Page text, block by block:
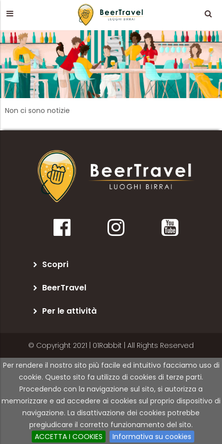
Per rendere il nostro sito più facile ed intuitivo facciamo uso di
cookie. Questo sito fa utilizzo di cookies di terze parti.
Procedendo con la navigazione sul sito, si autorizza a
memorizzare e ad accedere ai cookies sul proprio dispositivo di
navigazione. La disattivazione dei cookies potrebbe
pregiudicare il corretto funzionamento del sito.
ACCETTA I COOKIES
Informativa su cookies
Non ci sono notizie
Scopri
BeerTravel
Per le attività
© Copyright 2021 | 01Rabbit | All Rights Reserved